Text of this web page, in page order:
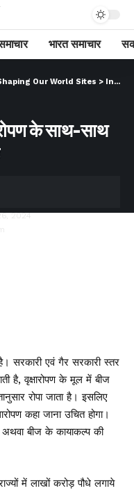
भारत समाचार
Our World Sites > Indi Reporter (Hindi)
के साथ-साथ
2024
सरकारी एवं गैर सरकारी स्तर
है, वृक्षारोपण के मूल में बीज
रोपा जाता है। इसलिए
कहा जाना उचित होगा।
अथवा बीज के कायाकल्प की
में लाखों करोड़ पौधे लगाये